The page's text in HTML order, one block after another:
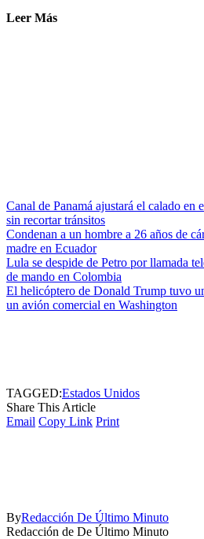
Leer Más
Canal de Panamá ajustará el calado en
sin recortar tránsitos
Condenan a un hombre a 26 años de
madre en Ecuador
Lula se despide de Petro por llamada
de mando en Colombia
El helicóptero de Donald Trump tuvo
un avión comercial en Washington
TAGGED:Estados Unidos
Share This Article
Email Copy Link Print
ByRedacción De Último Minuto
Redacción de De Último Minuto